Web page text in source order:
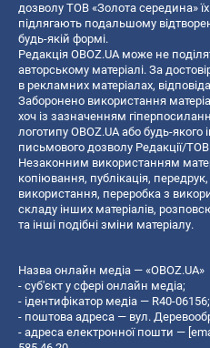
дозволу ТОВ «Золота середина»
підлягають подальшому
будь-якій формі.
Редакція OBOZ.UA може не
авторському матеріалі. За
в рекламних матеріалах,
Заборонено використання
хоч із зазначенням
логотипу OBOZ.UA або будь-
письмового дозволу Редакції/
Незаконним використанням
копiювання, публiкацiя,
використання, переробка з
складу інших матеріалів,
та інші подібні зміни матеріалу.
Назва онлайн медіа — «OBOZ.UA»
- суб'єкт у сфері онлайн медіа;
- ідентифікатор медіа — R40-06156;
- поштова адреса — вул.
- адреса електронної пошти —